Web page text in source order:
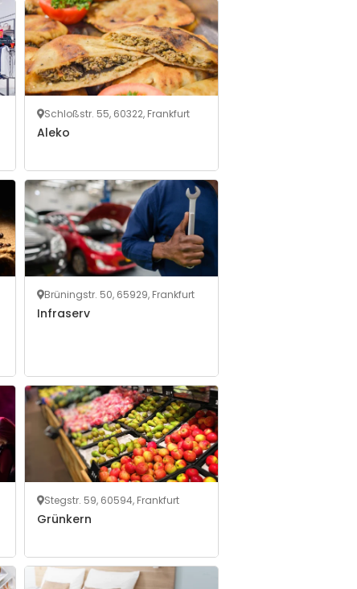
Schloßstr. 55, 60322, Frankfurt
Aleko
Brüningstr. 50, 65929, Frankfurt
Infraserv
Stegstr. 59, 60594, Frankfurt
Grünkern